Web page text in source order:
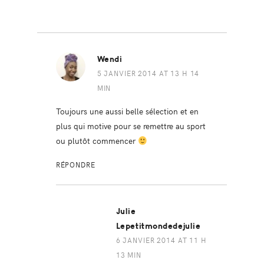
Wendi
5 JANVIER 2014 AT 13 H 14
MIN
Toujours une aussi belle sélection et en
plus qui motive pour se remettre au sport
ou plutôt commencer
RÉPONDRE
Julie
Lepetitmondedejulie
6 JANVIER 2014 AT 11 H
13 MIN